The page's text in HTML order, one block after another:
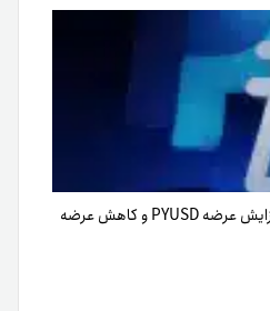
گزارش بازار استیبل‌کوین‌ها؛ افزایش عرضه PYUSD و کاهش عرضه